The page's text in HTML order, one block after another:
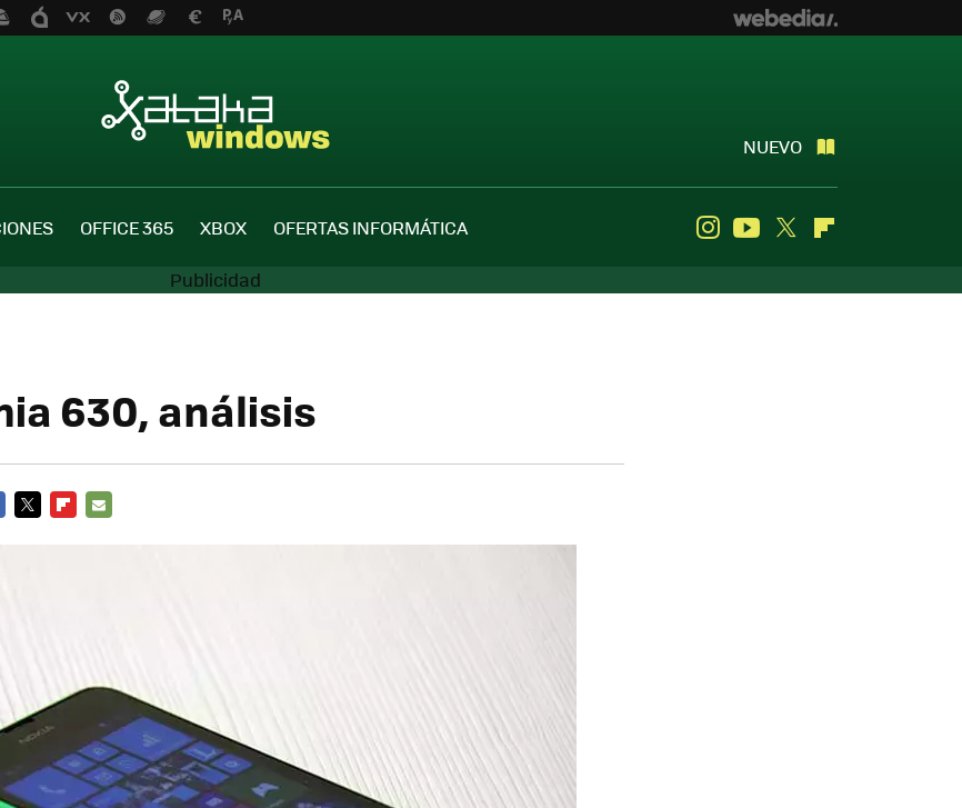
NUEVO
OFFICE 365 XBOX OFERTAS INFORMÁTICA InstagramYoutube
Twitter
630, análisis